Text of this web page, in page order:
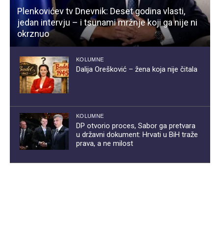
Plenkovićev tv Dnevnik: Deset godina vlasti,
jedan intervju – i tsunami mržnje koji ga nije ni
okrznuo
KOLUMNE
Dalija Orešković – žena koja nije čitala
KOLUMNE
DP otvorio proces, Sabor ga pretvara
u državni dokument: Hrvati u BiH traže
prava, a ne milost